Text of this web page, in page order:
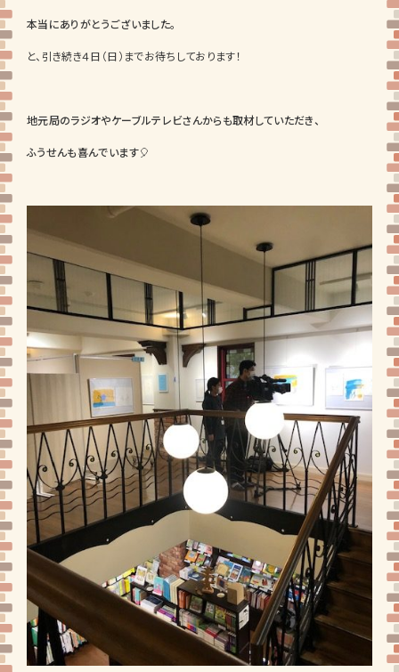
本当にありがとうございました。
と、引き続き４日（日）までお待ちしております！
地元局のラジオやケーブルテレビさんからも取材していただき、
ふうせんも喜んでいます🎈